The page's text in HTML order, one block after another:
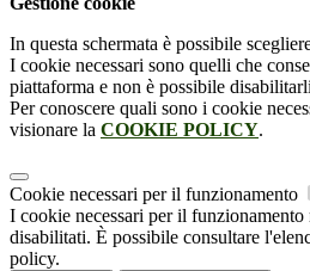
In questa schermata è possibile
I cookie necessari sono quelli che
piattaforma e non è possibile
Per conoscere quali sono i cookie
visionare la COOKIE POLICY.
Cookie necessari per il funzionamento
I cookie necessari per il funzionamento
disabilitati. È possibile consultare
policy.